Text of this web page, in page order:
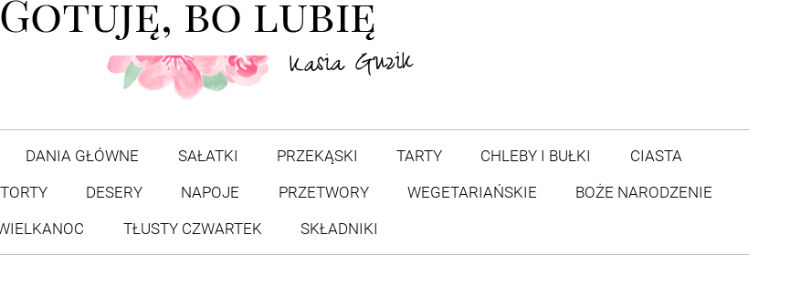
DANIA GŁÓWNE SAŁATKI PRZEKĄSKI TARTY CHLEBY I BUŁKI
CIASTA
TORTY DESERY NAPOJE PRZETWORY WEGETARIAŃSKIE
BOŻE NARODZENIE
TŁUSTY CZWARTEK SKŁADNIKI